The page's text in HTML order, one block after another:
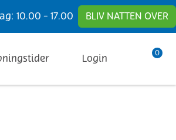
10.00 - 17.00 BLIV NATTEN OVER
Login
0